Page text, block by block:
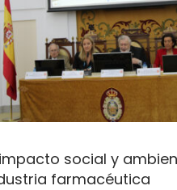
social y
farmacéutica